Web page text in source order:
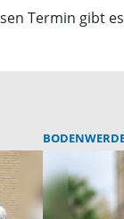
Termin gibt